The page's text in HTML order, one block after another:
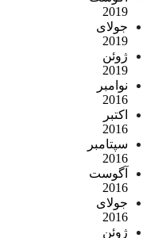
2019
جولای
2019
ژوئن
2019
نوامبر
2016
اکتبر
2016
سپتامبر
2016
آگوست
2016
جولای
2016
ژوئن